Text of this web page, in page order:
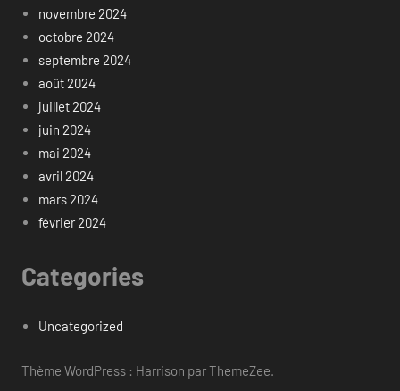
novembre 2024
octobre 2024
septembre 2024
août 2024
juillet 2024
juin 2024
mai 2024
avril 2024
mars 2024
février 2024
Categories
Uncategorized
Thème WordPress : Harrison par ThemeZee.